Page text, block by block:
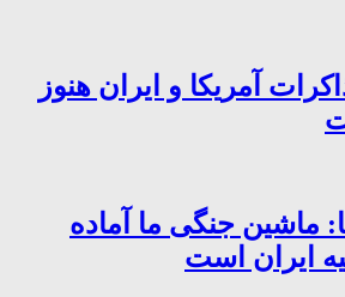
آمریکا و ایران هنوز
ماشین جنگی ما آماده
ایران است